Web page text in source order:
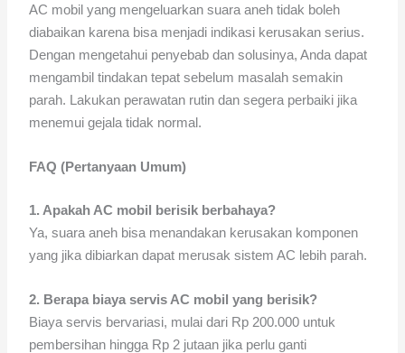
AC mobil yang mengeluarkan suara aneh tidak boleh
diabaikan karena bisa menjadi indikasi kerusakan serius.
Dengan mengetahui penyebab dan solusinya, Anda dapat
mengambil tindakan tepat sebelum masalah semakin
parah. Lakukan perawatan rutin dan segera perbaiki jika
menemui gejala tidak normal.
FAQ (Pertanyaan Umum)
1. Apakah AC mobil berisik berbahaya?
Ya, suara aneh bisa menandakan kerusakan komponen
yang jika dibiarkan dapat merusak sistem AC lebih parah.
2. Berapa biaya servis AC mobil yang berisik?
Biaya servis bervariasi, mulai dari Rp 200.000 untuk
pembersihan hingga Rp 2 jutaan jika perlu ganti